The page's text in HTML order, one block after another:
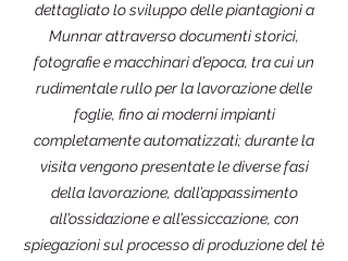
dettagliato lo sviluppo delle piantagioni a
Munnar attraverso documenti storici,
fotografie e macchinari d’epoca, tra cui un
rudimentale rullo per la lavorazione delle
foglie, fino ai moderni impianti
completamente automatizzati; durante la
visita vengono presentate le diverse fasi
della lavorazione, dall’appassimento
all’ossidazione e all’essiccazione, con
spiegazioni sul processo di produzione del tè